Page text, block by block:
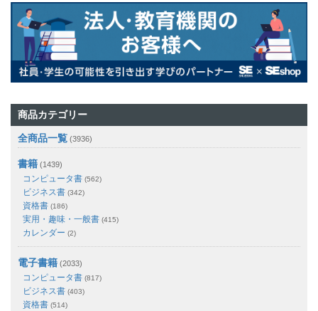
商品カテゴリー
全商品一覧 (3936)
書籍 (1439)
コンピュータ書 (562)
ビジネス書 (342)
資格書 (186)
実用・趣味・一般書 (415)
カレンダー (2)
電子書籍 (2033)
コンピュータ書 (817)
ビジネス書 (403)
資格書 (514)